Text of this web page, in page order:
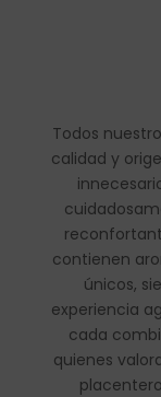
Todos
calidad y
contienen
únicos,
experiencia
cada
quienes